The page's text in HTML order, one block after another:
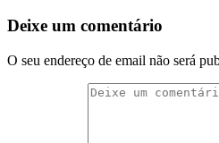
Deixe um comentário
O seu endereço de email não será